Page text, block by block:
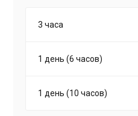
3 часа
1 день (6 часов)
1 день (10 часов)